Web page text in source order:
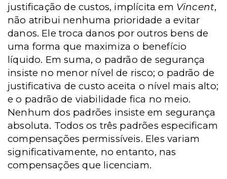
justificação de custos, implícita em Vincent,
não atribui nenhuma prioridade a evitar
danos. Ele troca danos por outros bens de
uma forma que maximiza o benefício
líquido. Em suma, o padrão de segurança
insiste no menor nível de risco; o padrão de
justificativa de custo aceita o nível mais alto;
e o padrão de viabilidade fica no meio.
Nenhum dos padrões insiste em segurança
absoluta. Todos os três padrões especificam
compensações permissíveis. Eles variam
significativamente, no entanto, nas
compensações que licenciam.